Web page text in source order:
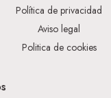
Política de privacidad
Aviso legal
Politica de cookies